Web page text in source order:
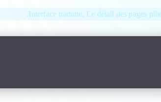
Interface traduite. Le détail des pages